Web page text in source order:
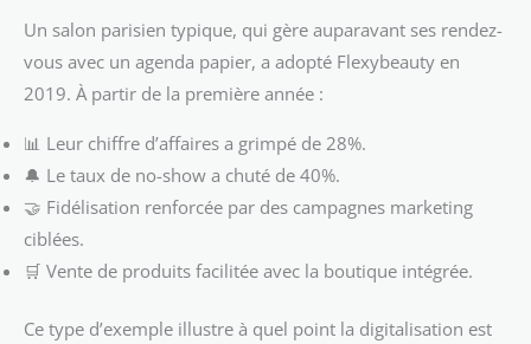
Un salon parisien typique, qui gère auparavant ses rendez-
vous avec un agenda papier, a adopté Flexybeauty en
2019. À partir de la première année :
📊 Leur chiffre d’affaires a grimpé de 28%.
🔔 Le taux de no-show a chuté de 40%.
🤝 Fidélisation renforcée par des campagnes marketing
ciblées.
🛒 Vente de produits facilitée avec la boutique intégrée.
Ce type d’exemple illustre à quel point la digitalisation est